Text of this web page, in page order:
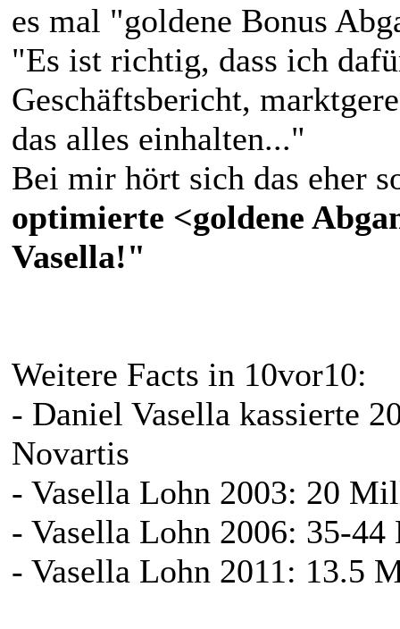
es mal "goldene Bonus
"Es ist richtig, dass ich
Geschäftsbericht,
das alles einhalten..."
Bei mir hört sich das eher
optimierte <goldene
Vasella!"
Weitere Facts in 10vor10:
- Daniel Vasella kassierte
Novartis
- Vasella Lohn 2003: 20
- Vasella Lohn 2006: 35-
- Vasella Lohn 2011: 13.5